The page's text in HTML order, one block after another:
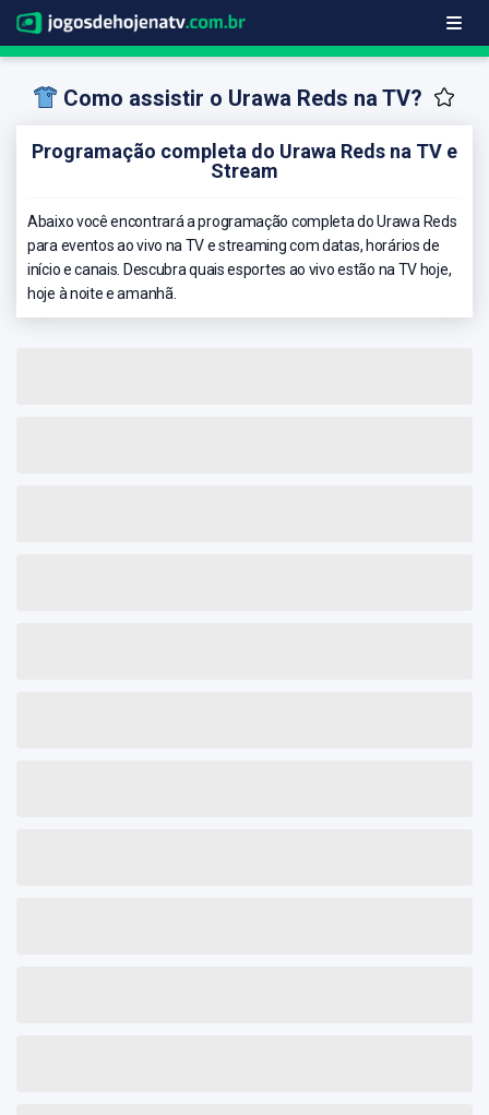
Como assistir o Urawa Reds na TV?
Programação completa do Urawa Reds na TV e
Stream
Abaixo você encontrará a programação completa do Urawa Reds
para eventos ao vivo na TV e streaming com datas, horários de
início e canais. Descubra quais esportes ao vivo estão na TV hoje,
hoje à noite e amanhã.